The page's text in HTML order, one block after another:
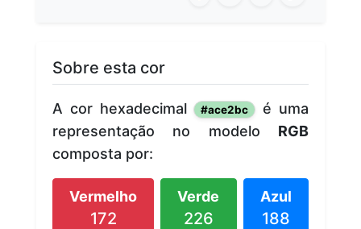
Sobre esta cor
A cor hexadecimal #ace2bc
é uma
representação no modelo RGB
composta por:
Vermelho
172
Verde
226
Azul
188